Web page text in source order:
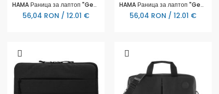
HAMA Раница за лаптоп "Genua", 15.6", 217273
56,04 RON / 12.01 €
HAMA Раница за лаптоп "Genua", 15.6", черна
56,04 RON / 12.01 €